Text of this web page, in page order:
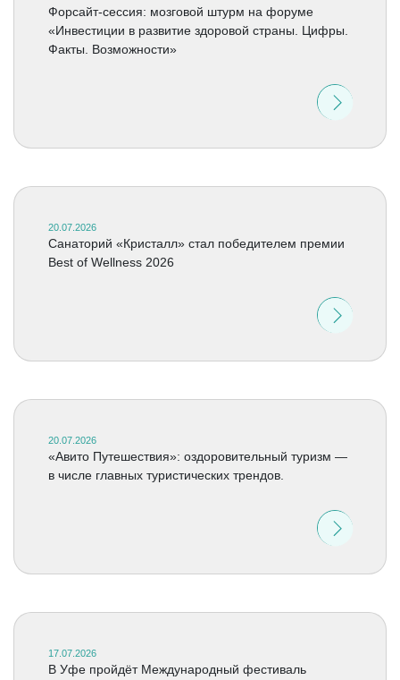
Форсайт-сессия: мозговой штурм на форуме
«Инвестиции в развитие здоровой страны. Цифры.
Факты. Возможности»
20.07.2026
Cанаторий «Кристалл» стал победителем премии
Best of Wellness 2026
20.07.2026
«Авито Путешествия»: оздоровительный туризм —
в числе главных туристических трендов.
17.07.2026
В Уфе пройдёт Международный фестиваль